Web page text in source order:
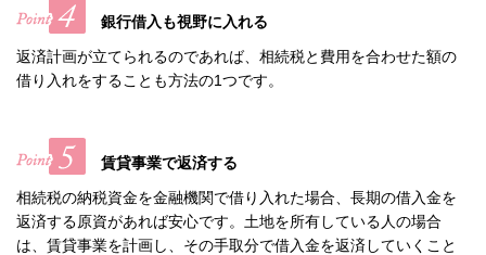
銀行借入も視野に入れる
返済計画が立てられるのであれば、相続税と費用を合わせた額の
借り入れをすることも方法の1つです。
賃貸事業で返済する
相続税の納税資金を金融機関で借り入れた場合、長期の借入金を
返済する原資があれば安心です。土地を所有している人の場合
は、賃貸事業を計画し、その手取分で借入金を返済していくこと